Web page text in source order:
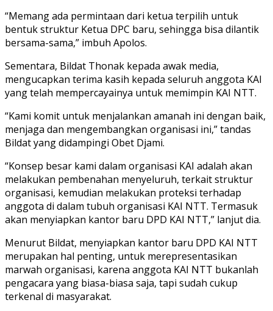
“Memang ada permintaan dari ketua terpilih untuk
bentuk struktur Ketua DPC baru, sehingga bisa dilantik
bersama-sama,” imbuh Apolos.
Sementara, Bildat Thonak kepada awak media,
mengucapkan terima kasih kepada seluruh anggota KAI
yang telah mempercayainya untuk memimpin KAI NTT.
“Kami komit untuk menjalankan amanah ini dengan baik,
menjaga dan mengembangkan organisasi ini,” tandas
Bildat yang didampingi Obet Djami.
“Konsep besar kami dalam organisasi KAI adalah akan
melakukan pembenahan menyeluruh, terkait struktur
organisasi, kemudian melakukan proteksi terhadap
anggota di dalam tubuh organisasi KAI NTT. Termasuk
akan menyiapkan kantor baru DPD KAI NTT,” lanjut dia.
Menurut Bildat, menyiapkan kantor baru DPD KAI NTT
merupakan hal penting, untuk merepresentasikan
marwah organisasi, karena anggota KAI NTT bukanlah
pengacara yang biasa-biasa saja, tapi sudah cukup
terkenal di masyarakat.